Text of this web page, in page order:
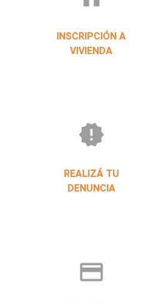
INSCRIPCIÓN A
VIVIENDA
new_releases
REALIZÁ TU
DENUNCIA
credit_card